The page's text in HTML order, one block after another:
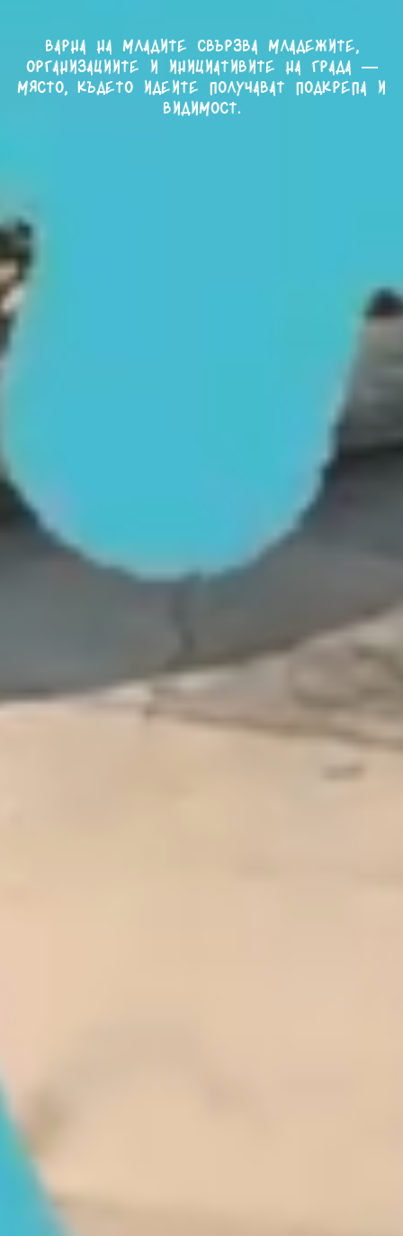
Варна на младите свързва младежите,
организациите и инициативите на града —
място, където идеите получават подкрепа и
видимост.